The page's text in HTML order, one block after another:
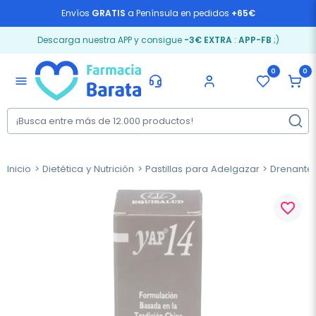
Envíos GRATIS a Península en pedidos +65€
Descarga nuestra APP y consigue -3€ EXTRA: APP-FB ;)
menu
0 0
Inicio Dietética y Nutrición Pastillas para Adelgazar
favorite_border